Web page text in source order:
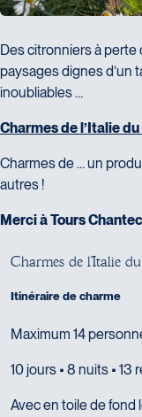
Des citronniers à
paysages dignes d’un
inoubliables …
Charmes de l’Italie
Charmes de … un
autres !
Merci à Tours
Charmes de l'Italie du
Itinéraire de charme
Maximum 14
10 jours • 8 nuits • 13
Avec en toile de fond